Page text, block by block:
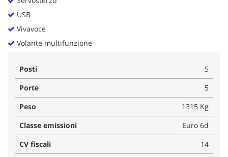
USB
Vivavoce
Volante multifunzione
Posti
5
Porte
5
Peso
1315 Kg
Classe emissioni
Euro 6d
CV fiscali
14